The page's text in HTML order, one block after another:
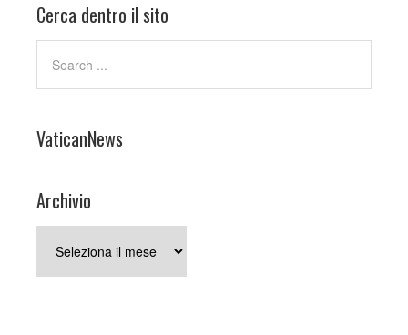
Cerca dentro il sito
VaticanNews
Archivio